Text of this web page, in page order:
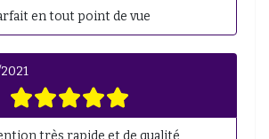
en tout point de vue